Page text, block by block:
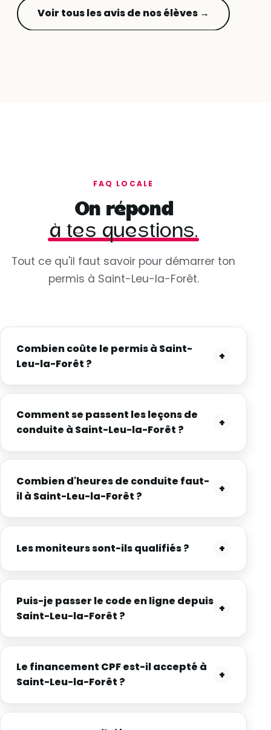
Voir tous les avis de nos élèves →
FAQ LOCALE
On répond
à tes questions.
Tout ce qu'il faut savoir pour démarrer ton
permis à Saint-Leu-la-Forêt.
Combien coûte le permis à Saint-
Leu-la-Forêt ?
+
Comment se passent les leçons de
conduite à Saint-Leu-la-Forêt ?
+
Combien d'heures de conduite faut-
il à Saint-Leu-la-Forêt ?
+
Les moniteurs sont-ils qualifiés ? +
Puis-je passer le code en ligne depuis
Saint-Leu-la-Forêt ?
+
Le financement CPF est-il accepté à
Saint-Leu-la-Forêt ?
+